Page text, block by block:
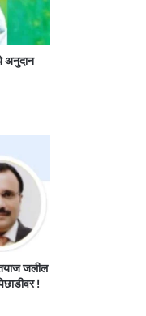
अनुदान
जलील
!